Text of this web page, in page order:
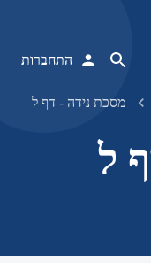
התחברות
מסכת נידה - דף ל
ל